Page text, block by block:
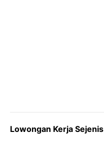
Lowongan Kerja Sejenis